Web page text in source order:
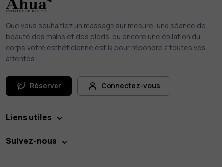
Que vous souhaitiez un massage sur mesure, une séance de
beauté des mains et des pieds, ou encore une épilation du
corps,votre esthéticienne est là pour répondre à toutes vos
attentes.
Réserver Connectez-vous
Liens utiles
Suivez-nous